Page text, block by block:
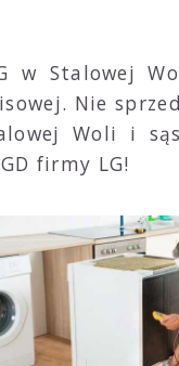
w Stalowej
Nie
Woli i
firmy LG!